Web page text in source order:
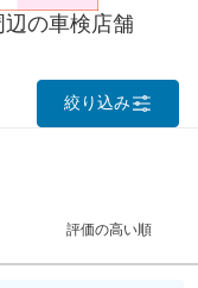
の車検店舗
絞り込み
評価の高い順